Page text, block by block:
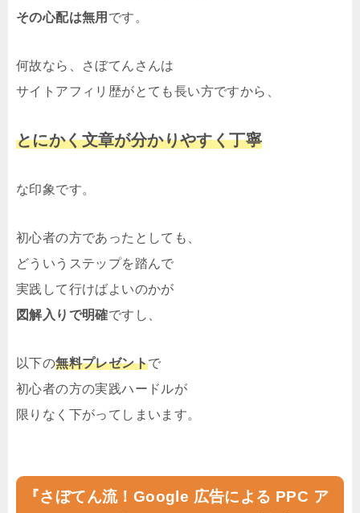
その心配は無用 です。
何故なら、さぼてんさんは
サイトアフィリ歴がとても長い方ですから、
とにかく文章が分かりやすく丁寧
な印象です。
初心者の方であったとしても、
どういうステップを踏んで
実践して行けばよいのかが
図解入りで明確ですし、
以下の無料プレゼントで
初心者の方の実践ハードルが
限りなく下がってしまいます。
『さぼてん流！Google 広告による PPC ア